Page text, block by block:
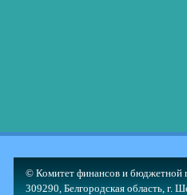
© Комитет финансов и бюджетной
309290, Белгородская область, г.